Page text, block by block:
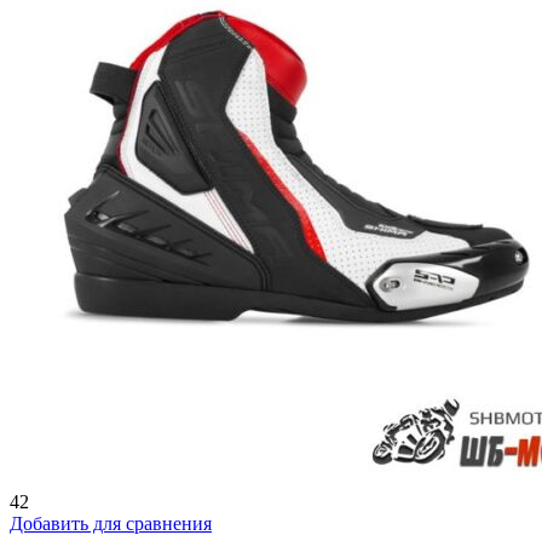
42
Добавить для сравнения